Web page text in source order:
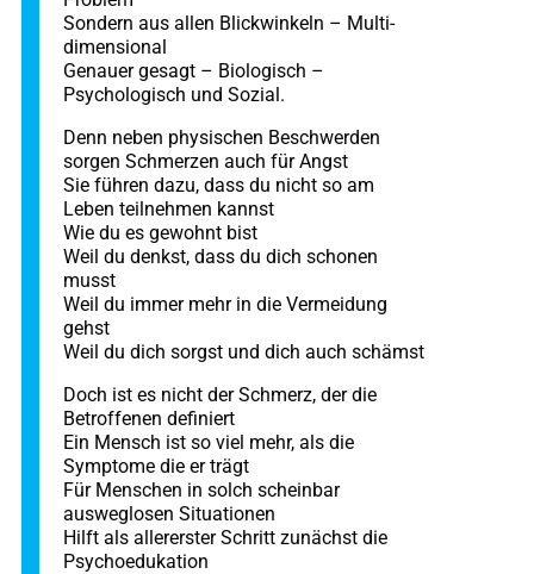
Sondern aus allen Blickwinkeln – Multi-
dimensional
Genauer gesagt – Biologisch –
Psychologisch und Sozial.
Denn neben physischen Beschwerden
sorgen Schmerzen auch für Angst
Sie führen dazu, dass du nicht so am
Leben teilnehmen kannst
Wie du es gewohnt bist
Weil du denkst, dass du dich schonen
musst
Weil du immer mehr in die Vermeidung
gehst
Weil du dich sorgst und dich auch schämst
Doch ist es nicht der Schmerz, der die
Betroffenen definiert
Ein Mensch ist so viel mehr, als die
Symptome die er trägt
Für Menschen in solch scheinbar
ausweglosen Situationen
Hilft als allererster Schritt zunächst die
Psychoedukation